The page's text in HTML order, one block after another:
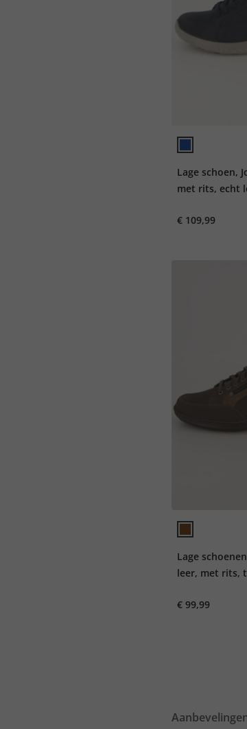
Lage schoen,
met rits, echt
€ 109,99
Lage
leer, met rits,
€ 99,99